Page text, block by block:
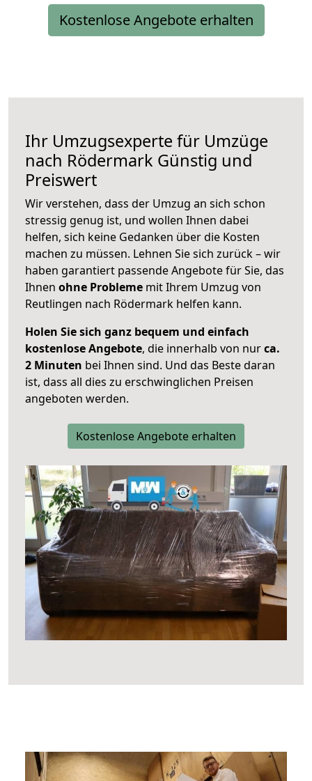
Kostenlose Angebote erhalten
Ihr Umzugsexperte für Umzüge
nach Rödermark Günstig und
Preiswert
Wir verstehen, dass der Umzug an sich schon
stressig genug ist, und wollen Ihnen dabei
helfen, sich keine Gedanken über die Kosten
machen zu müssen. Lehnen Sie sich zurück – wir
haben garantiert passende Angebote für Sie, das
Ihnen ohne Probleme mit Ihrem Umzug von
Reutlingen nach Rödermark helfen kann.
Holen Sie sich ganz bequem und einfach
kostenlose Angebote, die innerhalb von nurca.
2 Minuten bei Ihnen sind. Und das Beste daran
ist, dass all dies zu erschwinglichen Preisen
angeboten werden.
Kostenlose Angebote erhalten